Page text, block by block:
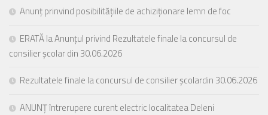
Anunț prinvind posibilitățiile de achiziționare lemn de foc
ERATĂ la Anunțul privind Rezultatele finale la concursul de
consilier școlar din 30.06.2026
Rezultatele finale la concursul de consilier școlardin 30.06.2026
ANUNȚ întrerupere curent electric localitatea Deleni